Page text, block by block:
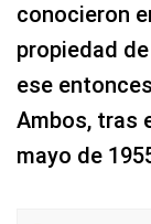
conocieron
propiedad
ese
Ambos, tras
mayo de